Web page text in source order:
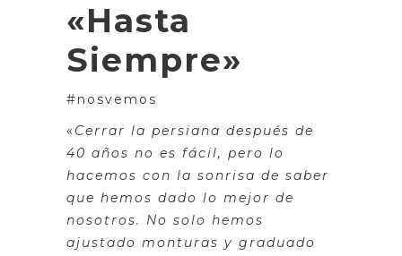
«Hasta
Siempre»
#nosvemos
« Cerrar la persiana después de
40 años no es fácil, pero lo
hacemos con la sonrisa de saber
que hemos dado lo mejor de
nosotros. No solo hemos
ajustado monturas y graduado